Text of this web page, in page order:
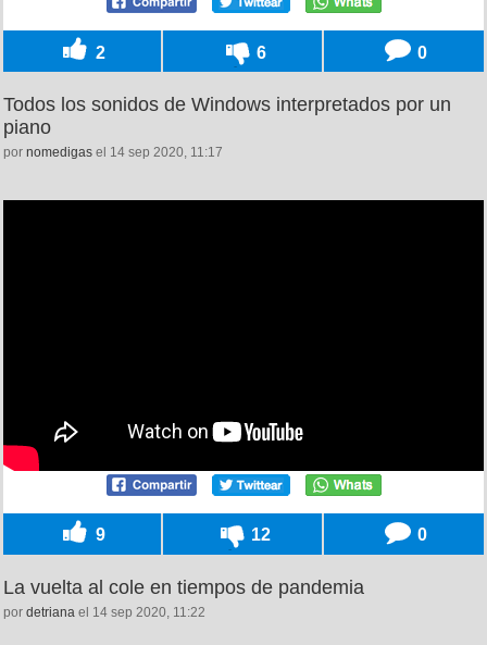
2 6 0
Todos los sonidos de Windows interpretados por un
piano
por nomedigas el 14 sep 2020, 11:17
9 12 0
La vuelta al cole en tiempos de pandemia
por detriana el 14 sep 2020, 11:22